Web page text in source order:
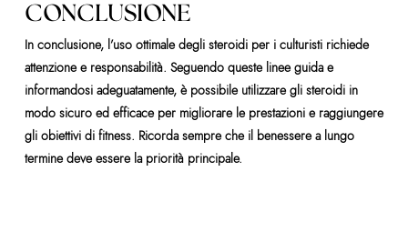
CONCLUSIONE
In conclusione, l’uso ottimale degli steroidi per i culturisti richiede
attenzione e responsabilità. Seguendo queste linee guida e
informandosi adeguatamente, è possibile utilizzare gli steroidi in
modo sicuro ed efficace per migliorare le prestazioni e raggiungere
gli obiettivi di fitness. Ricorda sempre che il benessere a lungo
termine deve essere la priorità principale.